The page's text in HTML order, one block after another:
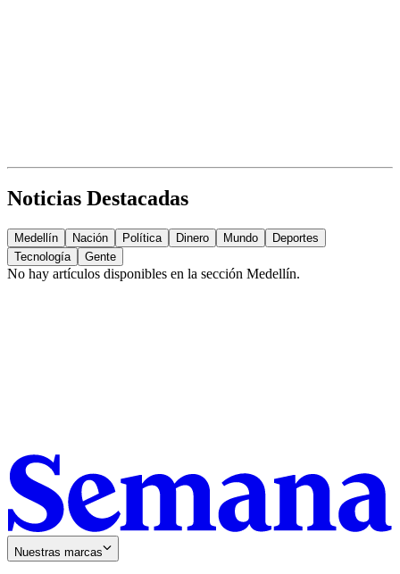
Noticias Destacadas
Medellín Nación Política Dinero Mundo
Deportes
Tecnología
Gente
No hay artículos disponibles en la sección Medellín.
Nuestras marcas